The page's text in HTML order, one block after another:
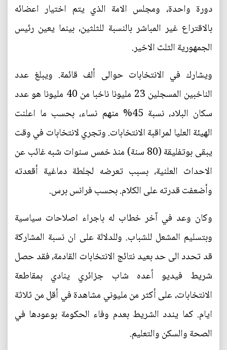
دورة واحدة، ومجلس الامة الذي يتم اختيار اعضائه
بالاقتراع غير المباشر بالنسبة للثلثين، بينما يعين رئيس
الجمهورية الثلث الاخير.
ويشارك في الانتخابات حوالى ألف قائمة. ويبلغ عدد
الناخبين المسجلين 23 مليونا ناخبا من 40 مليونا هو عدد
سكان البلاد، نسبة 45% منهم نساء، بحسب ما اعلنت
الهيئة العليا لمراقبة الانتخابات. وتجري لانتخابات في وقت
يبقى بوتفليقة (80 سنة) منذ خمس سنوات شبه غائب عن
الاحداث العلنية، بسبب تعرضه لجلطة دماغية أقعدته
وأضعفت قدرته على الكلام. بحسب فرانس برس.
وكان وعد في آخر خطاب له باجراء اصلاحات سياسية
وبتسليم المشعل للشباب. وللدلالة على ان نسبة المشاركة
قد تحدد الى حد بعيد نتائج الانتخابات القادمة، فقد حصل
شريط فيديو أعده شاب جزائري ينادي بمقاطعة
الانتخابات، على أكثر من مليوني مشاهدة في أقل من ثلاثة
ايام. كما يندد الشريط بعدم وفاء الحكومة بوعودها في
الصحة والسكن والتعليم.